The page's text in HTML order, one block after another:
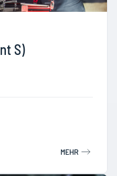
S)
MEHR